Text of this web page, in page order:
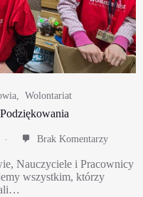
, Wolontariat
Brak Komentarzy
Nauczyciele i Pracownicy
wszystkim, którzy